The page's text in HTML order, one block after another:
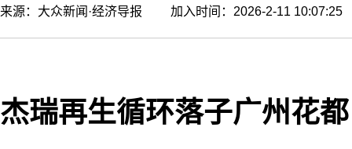
来源：大众新闻·经济导报 加入时间：2026-2-11
杰瑞再生循环落子广州花